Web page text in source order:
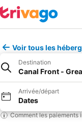
Voir tous les
Destination
Canal Front -
Arrivée/départ
Dates
Comment les paiements